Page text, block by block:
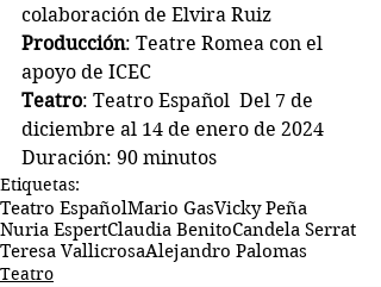
colaboración de Elvira Ruiz
Producción: Teatre Romea con el
apoyo de ICEC
Teatro: Teatro Español  Del 7 de
diciembre al 14 de enero de 2024
Duración: 90 minutos
Etiquetas:
Teatro EspañolMario GasVicky Peña
Nuria EspertClaudia BenitoCandela Serrat
Teresa VallicrosaAlejandro Palomas
Teatro